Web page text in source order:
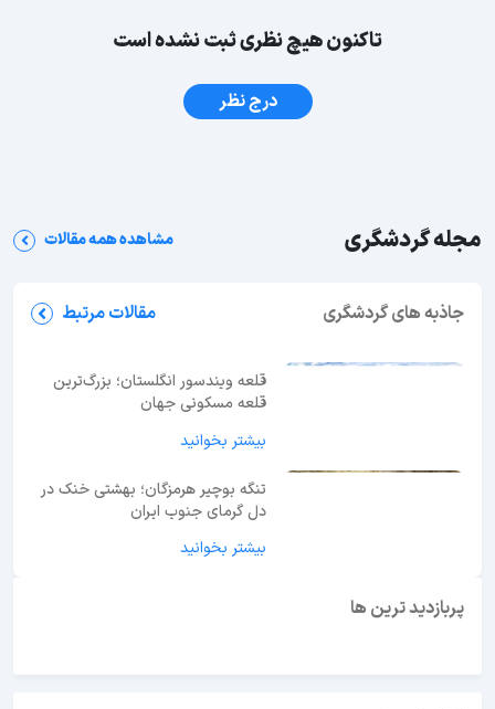
تاکنون هیچ نظری ثبت نشده است
درج نظر
مجله گردشگری مشاهده همه مقالات
جاذبه های گردشگری مقالات مرتبط
آدرس
قلعه ویندسور انگلستان؛ بزرگ‌ترین
قلعه مسکونی جهان
بیشتر بخوانید
تنگه بوچیر هرمزگان؛ بهشتی خنک در
دل گرمای جنوب ایران
بیشتر بخوانید
پربازدید ترین ها
امارات